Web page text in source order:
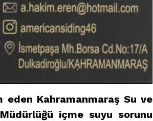
Kahramanmaraş Su ve
içme suyu sorunu